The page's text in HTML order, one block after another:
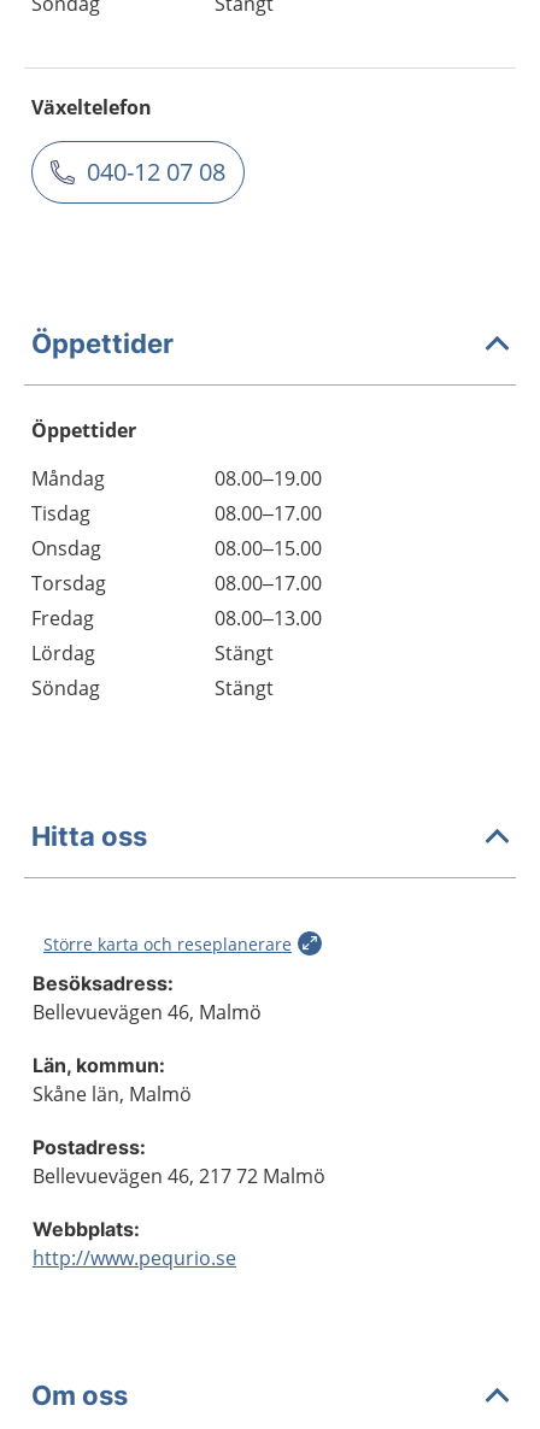
Växeltelefon
040-12 07 08
Öppettider
Öppettider
Dag
Öppettider
Kommentarer
Måndag
08.00–19.00
Tisdag
08.00–17.00
Onsdag
08.00–15.00
Torsdag
08.00–17.00
Fredag
08.00–13.00
Lördag
Stängt
Söndag
Stängt
Hitta oss
Större karta och reseplanerare
Besöksadress:
Bellevuevägen 46, Malmö
Län, kommun:
Skåne län, Malmö
Postadress:
Bellevuevägen 46, 217 72 Malmö
Webbplats:
http://www.pequrio.se
Om oss